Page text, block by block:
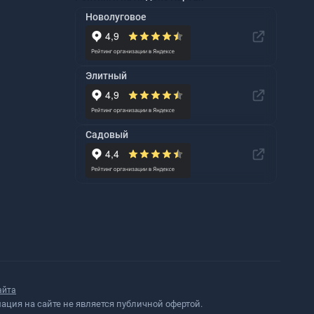
Новолуговое
Элитный
Садовый
на сайте не является публичной офертой.